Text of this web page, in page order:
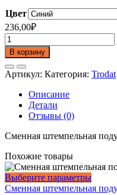
Цвет
236,00₽
Количество
товара
Сменная
штемпельная
подушка
Trodat
6/4750
В корзину
Артикул: Категория: Trodat
Описание
Детали
Отзывы (0)
Сменная штемпельная
Похожие товары
Выберите параметрыЭтот
товар
Сменная штемпельная